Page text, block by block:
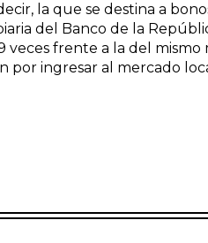
la que se destina a
del Banco de la
veces frente a la del mismo
por ingresar al mercado